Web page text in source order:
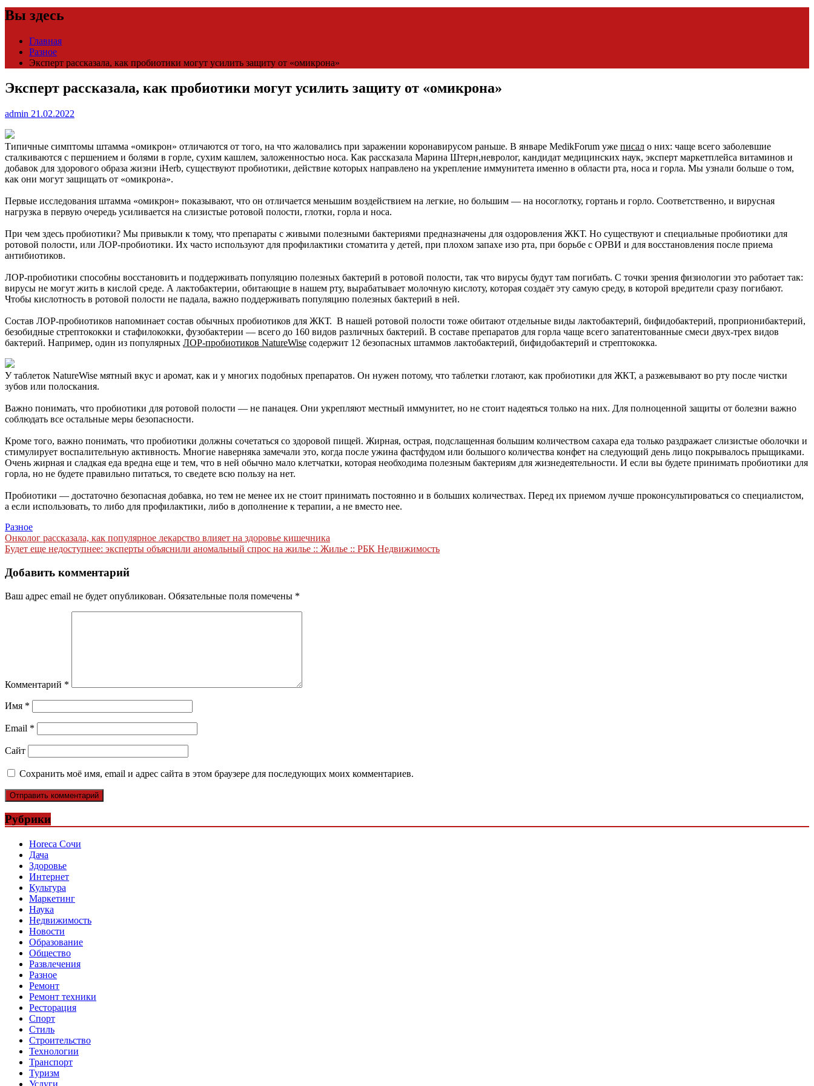
Вы здесь
Главная
Разное
Эксперт рассказала, как пробиотики могут усилить защиту от «омикрона»
Эксперт рассказала, как пробиотики могут усилить защиту от «омикрона»
admin 21.02.2022
Типичные симптомы штамма «омикрон» отличаются от того, на что жаловались при заражении коронавирусом раньше. В январе MedikForum уже писал о них: чаще всего заболевшие
сталкиваются с першением и болями в горле, сухим кашлем, заложенностью носа. Как рассказала Марина Штерн,невролог, кандидат медицинских наук, эксперт маркетплейса витаминов и
добавок для здорового образа жизни iHerb, существуют пробиотики, действие которых направлено на укрепление иммунитета именно в области рта, носа и горла. Мы узнали больше о том,
как они могут защищать от «омикрона».
Первые исследования штамма «омикрон» показывают, что он отличается меньшим воздействием на легкие, но большим — на носоглотку, гортань и горло. Соответственно, и вирусная
нагрузка в первую очередь усиливается на слизистые ротовой полости, глотки, горла и носа.
При чем здесь пробиотики? Мы привыкли к тому, что препараты с живыми полезными бактериями предназначены для оздоровления ЖКТ. Но существуют и специальные пробиотики для
ротовой полости, или ЛОР-пробиотики. Их часто используют для профилактики стоматита у детей, при плохом запахе изо рта, при борьбе с ОРВИ и для восстановления после приема
антибиотиков.
ЛОР-пробиотики способны восстановить и поддерживать популяцию полезных бактерий в ротовой полости, так что вирусы будут там погибать. С точки зрения физиологии это работает так:
вирусы не могут жить в кислой среде. А лактобактерии, обитающие в нашем рту, вырабатывает молочную кислоту, которая создаёт эту самую среду, в которой вредители сразу погибают.
Чтобы кислотность в ротовой полости не падала, важно поддерживать популяцию полезных бактерий в ней.
Состав ЛОР-пробиотиков напоминает состав обычных пробиотиков для ЖКТ. В нашей ротовой полости тоже обитают отдельные виды лактобактерий, бифидобактерий, проприонибактерий,
безобидные стрептококки и стафилококки, фузобактерии — всего до 160 видов различных бактерий. В составе препаратов для горла чаще всего запатентованные смеси двух-трех видов
бактерий. Например, один из популярных ЛОР-пробиотиков NatureWise содержит 12 безопасных штаммов лактобактерий, бифидобактерий и стрептококка.
У таблеток NatureWise мятный вкус и аромат, как и у многих подобных препаратов. Он нужен потому, что таблетки глотают, как пробиотики для ЖКТ, а разжевывают во рту после чистки
зубов или полоскания.
Важно понимать, что пробиотики для ротовой полости — не панацея. Они укрепляют местный иммунитет, но не стоит надеяться только на них. Для полноценной защиты от болезни важно
соблюдать все остальные меры безопасности.
Кроме того, важно понимать, что пробиотики должны сочетаться со здоровой пищей. Жирная, острая, подслащенная большим количеством сахара еда только раздражает слизистые оболочки и
стимулирует воспалительную активность. Многие наверняка замечали это, когда после ужина фастфудом или большого количества конфет на следующий день лицо покрывалось прыщиками.
Очень жирная и сладкая еда вредна еще и тем, что в ней обычно мало клетчатки, которая необходима полезным бактериям для жизнедеятельности. И если вы будете принимать пробиотики для
горла, но не будете правильно питаться, то сведете всю пользу на нет.
Пробиотики — достаточно безопасная добавка, но тем не менее их не стоит принимать постоянно и в больших количествах. Перед их приемом лучше проконсультироваться со специалистом,
а если использовать, то либо для профилактики, либо в дополнение к терапии, а не вместо нее.
Разное
Навигация
по
записям
Онколог рассказала, как популярное лекарство влияет на здоровье кишечника
Будет еще недоступнее: эксперты объяснили аномальный спрос на жилье :: Жилье :: РБК Недвижимость
Добавить комментарий
Ваш адрес email не будет опубликован. Обязательные поля помечены *
Комментарий *
Имя *
Email *
Сайт
Сохранить моё имя, email и адрес сайта в этом браузере для последующих моих комментариев.
Рубрики
Horeca Сочи
Дача
Здоровье
Интернет
Культура
Маркетинг
Наука
Недвижимость
Новости
Образование
Общество
Развлечения
Разное
Ремонт
Ремонт техники
Ресторация
Спорт
Стиль
Строительство
Технологии
Транспорт
Туризм